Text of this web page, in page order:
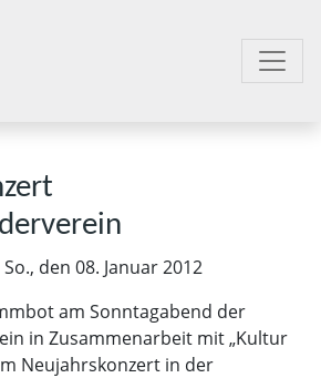
So., den 08. Januar 2012
am Sonntagabend der
in Zusammenarbeit mit „Kultur
Neujahrskonzert in der